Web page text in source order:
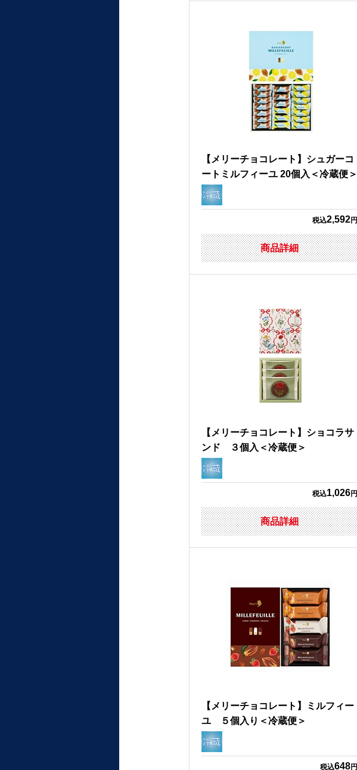
【メリーチョコレート】シュガーコ
ートミルフィーユ 20個入＜冷蔵便＞
税込2,592円
商品詳細
【メリーチョコレート】ショコラサ
ンド ３個入＜冷蔵便＞
税込1,026円
商品詳細
【メリーチョコレート】ミルフィー
ユ ５個入り＜冷蔵便＞
税込648円